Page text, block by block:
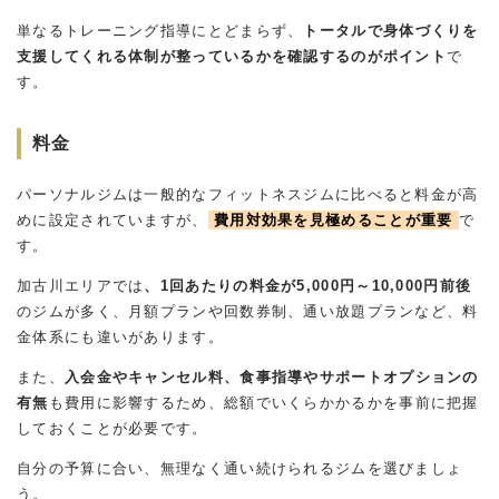
単なるトレーニング指導にとどまらず、
トータルで身体づくりを
支援してくれる体制が整っているかを確認するのがポイントで
す。
料金
パーソナルジムは一般的なフィットネスジムに比べると料金が高
めに設定されていますが、
費用対効果を見極めることが重要 で
す。
加古川エリアでは 、1回あたりの料金が5,000円～10,000円前後
のジムが多く、月額プランや回数券制、通い放題プランなど、料
金体系にも違いがあります。
また、
入会金やキャンセル料、食事指導やサポートオプションの
有無 も費用に影響するため、総額でいくらかかるかを事前に把握
しておくことが必要です。
自分の予算に合い、無理なく通い続けられるジムを選びましょ
う。